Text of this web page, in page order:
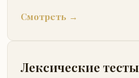
Смотреть →
Лексические тесты